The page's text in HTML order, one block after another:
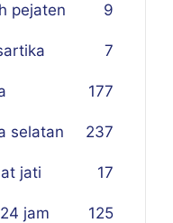
pejaten 9
7
177
selatan 237
jati 17
jam 125